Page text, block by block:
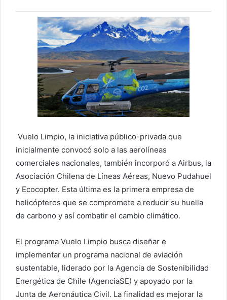
Vuelo Limpio, la iniciativa público-privada que
inicialmente convocó solo a las aerolíneas
comerciales nacionales, también incorporó a Airbus, la
Asociación Chilena de Líneas Aéreas, Nuevo Pudahuel
y Ecocopter. Esta última es la primera empresa de
helicópteros que se compromete a reducir su huella
de carbono y así combatir el cambio climático.
El programa Vuelo Limpio busca diseñar e
implementar un programa nacional de aviación
sustentable, liderado por la Agencia de Sostenibilidad
Energética de Chile (AgenciaSE) y apoyado por la
Junta de Aeronáutica Civil. La finalidad es mejorar la